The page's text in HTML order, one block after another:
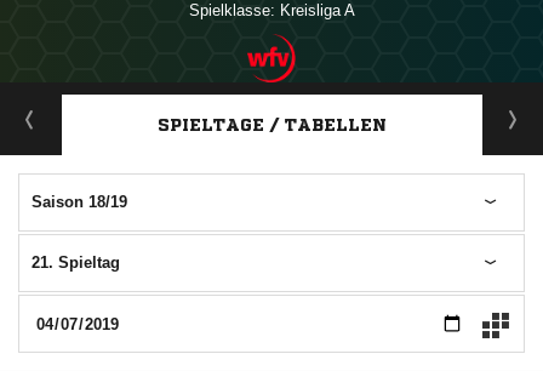
Spielklasse: Kreisliga A
ANZEIGE
SPIELTAGE / TABELLEN
Saison 18/19
21. Spieltag